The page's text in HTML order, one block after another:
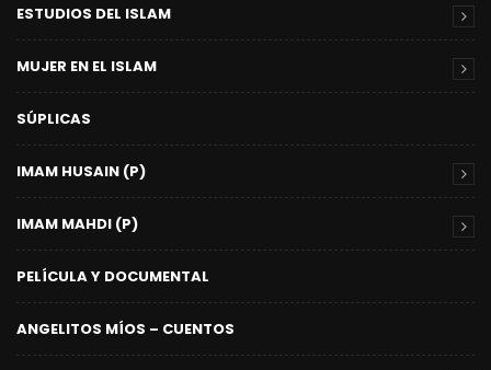
ESTUDIOS DEL ISLAM
MUJER EN EL ISLAM
SÚPLICAS
IMAM HUSAIN (P)
IMAM MAHDI (P)
PELÍCULA Y DOCUMENTAL
ANGELITOS MÍOS – CUENTOS